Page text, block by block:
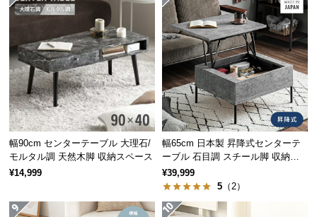
つ
て
保
証
に
つ
い
て
員
直径 約60㎝
ソファやベッドにも
テーブルの高さは約55㎝。ソファやベッドと合わせ
ても、置いた物が手に取りやすい絶妙な高さです。
幅90cm センターテーブル 大理石/
モルタル調 天然木脚 収納スペース
¥14,999
幅65cm 日本製 昇降式センターテ
ーブル 石目調 スチール脚 収納ス
ペース 高さ34~54.5cm
¥39,999
5 （2）